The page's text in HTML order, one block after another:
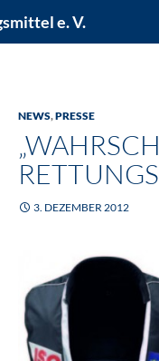
e. V.
NEWS,PRESSE
3. DEZEMBER 2012